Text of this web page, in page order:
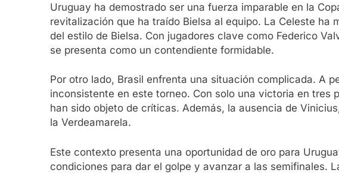
Uruguay ha demostrado ser una fuerza imparable en la
revitalización que ha traído Bielsa al equipo. La Celeste
del estilo de Bielsa. Con jugadores clave como Federico
se presenta como un contendiente formidable.
Por otro lado, Brasil enfrenta una situación complicada. A
inconsistente en este torneo. Con solo una victoria en
han sido objeto de críticas. Además, la ausencia de
la Verdeamarela.
Este contexto presenta una oportunidad de oro para
condiciones para dar el golpe y avanzar a las semifinales.